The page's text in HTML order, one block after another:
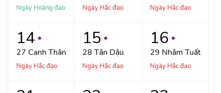
Ngày Hoàng đạo Ngày Hắc đạo Ngày Hắc đạo
14 ●
27 Canh Thân
Ngày Hắc đạo
15 ●
28 Tân Dậu
Ngày Hắc đạo
16 ●
29 Nhâm Tuất
Ngày Hắc đạo